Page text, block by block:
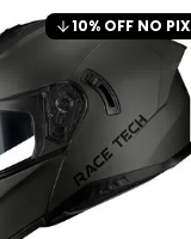
10% OFF NO PIX